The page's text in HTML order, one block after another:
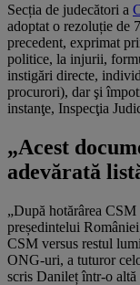
Secția de judecători a
adoptat o rezoluție de
precedent, exprimat
politice, la injurii,
instigări directe,
procurori), dar şi
instanţe, Inspecţia
„Acest
adevărată
„După hotărârea
președintelui
CSM versus restul
ONG-uri, a tuturor
scris Danileț într-o altă